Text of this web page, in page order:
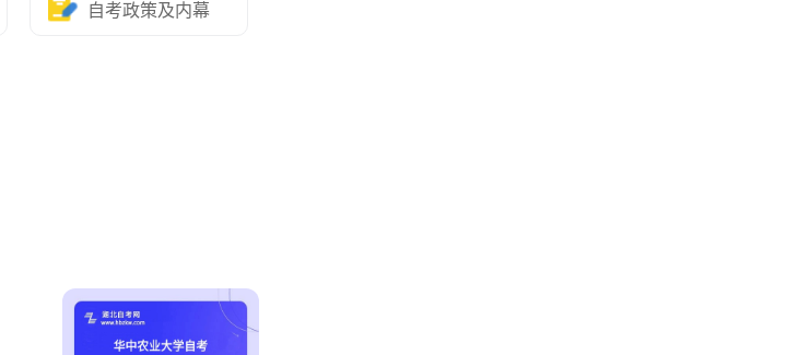
自考政策及内幕